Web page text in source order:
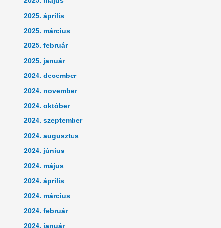
2025. április
2025. március
2025. február
2025. január
2024. december
2024. november
2024. október
2024. szeptember
2024. augusztus
2024. június
2024. május
2024. április
2024. március
2024. február
2024. január